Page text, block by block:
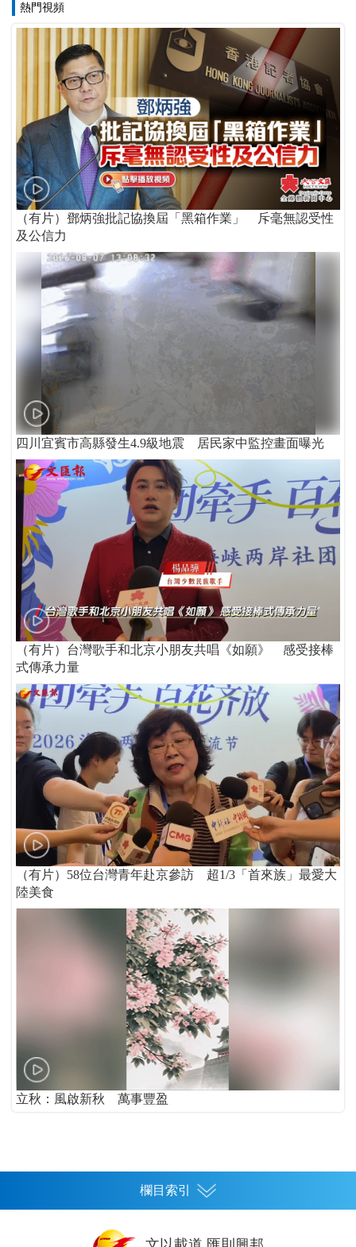
熱門視頻
（有片）鄧炳強批記協換屆「黑箱作業」 斥毫無認受性
及公信力
四川宜賓市高縣發生4.9級地震 居民家中監控畫面曝光
（有片）台灣歌手和北京小朋友共唱《如願》 感受接棒
式傳承力量
（有片）58位台灣青年赴京參訪 超1/3「首來族」最愛大
陸美食
立秋：風啟新秋 萬事豐盈
欄目索引